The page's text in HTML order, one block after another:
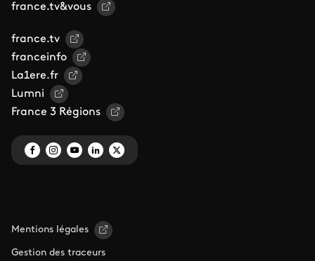
france.tv&vous
france.tv
franceinfo
La1ere.fr
Lumni
France 3 Régions
Mentions légales
Gestion des traceurs